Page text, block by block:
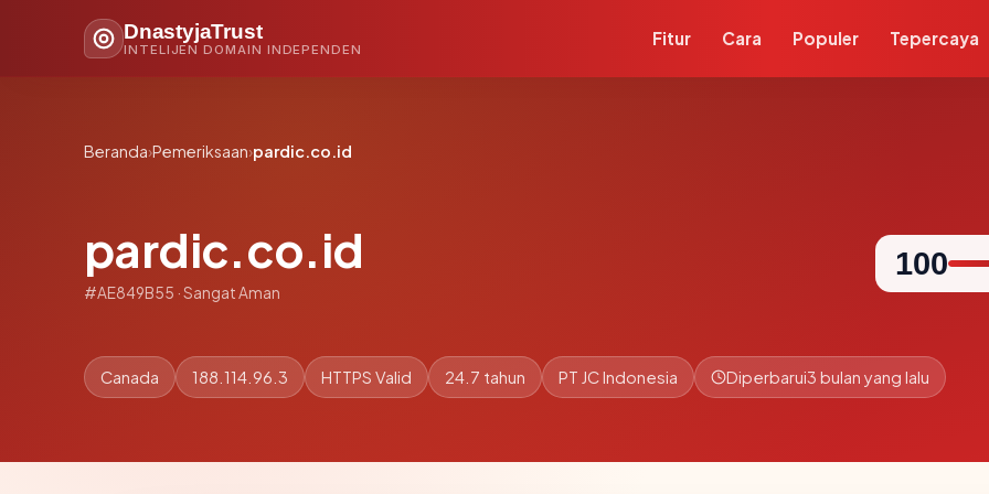
DnastyjaTrust
INTELIJEN DOMAIN INDEPENDEN
Fitur Cara Populer Tepercaya
Beranda›Pemeriksaan›pardic.co.id
pardic.co.id
#AE849B55 · Sangat Aman
100
Canada 188.114.96.3 HTTPS Valid 24.7 tahun PT JC Indonesia Diperbarui3 bulan yang lalu